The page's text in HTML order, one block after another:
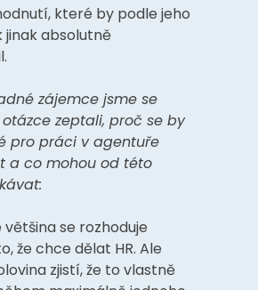
které by podle jeho
jinak absolutně
zájemce jsme se
zeptali, proč se by
pro práci v agentuře
a co mohou od této
většina se rozhoduje
že chce dělat HR. Ale
zjistí, že to vlastně